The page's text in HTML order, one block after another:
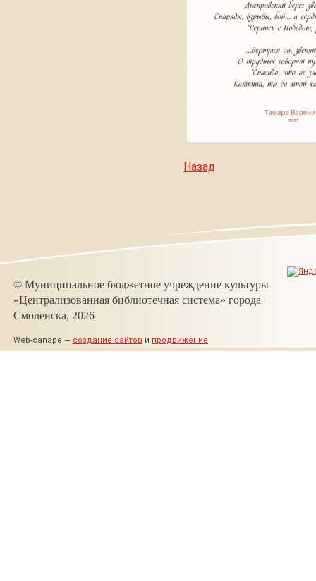
Назад
© Муниципальное бюджетное учреждение культуры
«Централизованная библиотечная система» города
Смоленска, 2026
Web-canape — создание сайтов и продвижение